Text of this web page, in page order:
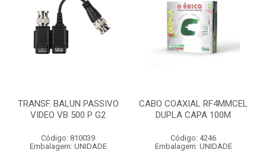
TRANSF. BALUN PASSIVO
VIDEO VB 500 P G2
Código: 810039
Embalagem: UNIDADE
CABO COAXIAL RF4MMCEL
DUPLA CAPA 100M
Código: 4246
Embalagem: UNIDADE